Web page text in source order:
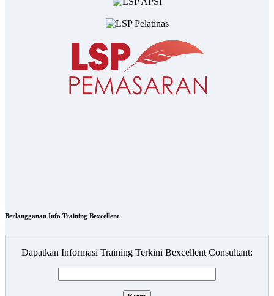
Berlangganan Info Training Bexcellent
Dapatkan Informasi Training Terkini Bexcellent Consultant: